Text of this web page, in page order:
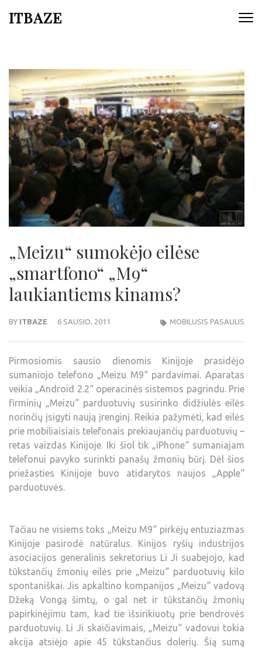
ITBAZE
„Meizu“ sumokėjo eilėse
„smartfono“ „M9“
laukiantiems kinams?
BY ITBAZE 6 SAUSIO, 2011 MOBILUSIS PASAULIS
Pirmosiomis sausio dienomis Kinijoje prasidėjo
sumaniojo telefono „Meizu M9“ pardavimai. Aparatas
veikia „Android 2.2“ operacinės sistemos pagrindu. Prie
firminių „Meizu“ parduotuvių susirinko didžiulės eilės
norinčių įsigyti naują įrenginį. Reikia pažymėti, kad eilės
prie mobiliaisiais telefonais prekiaujančių parduotuvių –
retas vaizdas Kinijoje. Iki šiol tik „iPhone“ sumaniajam
telefonui pavyko surinkti panašų žmonių būrį. Dėl šios
priežasties Kinijoje buvo atidarytos naujos „Apple“
parduotuvės.
Tačiau ne visiems toks „Meizu M9“ pirkėjų entuziazmas
Kinijoje pasirodė natūralus. Kinijos ryšių industrijos
asociacijos generalinis sekretorius Li Ji suabejojo, kad
tūkstančių žmonių eilės prie „Meizu“ parduotuvių kilo
spontaniškai. Jis apkaltino kompanijos „Meizu“ vadovą
Džeką Vongą šimtų, o gal net ir tūkstančių žmonių
papirkinėjimu tam, kad tie išsirikiuotų prie bendrovės
parduotuvių. Li Ji skaičiavimais, „Meizu“ vadovui tokia
akcija atsiėjo apie 45 tūkstančius dolerių. Šią sumą